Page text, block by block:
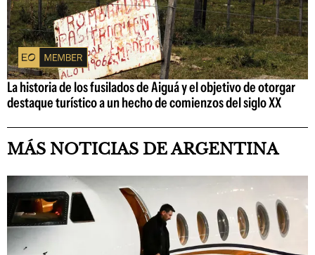
La historia de los fusilados de Aiguá y el objetivo de otorgar
destaque turístico a un hecho de comienzos del siglo XX
MÁS NOTICIAS DE ARGENTINA